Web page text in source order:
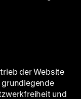
Uhr
im
der Website
und